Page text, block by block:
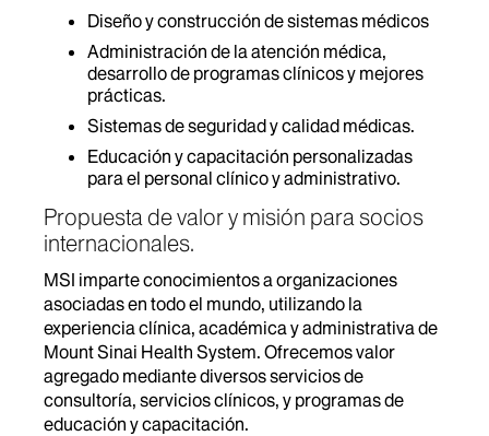
Diseño y construcción de sistemas médicos
Administración de la atención médica,
desarrollo de programas clínicos y mejores
prácticas.
Sistemas de seguridad y calidad médicas.
Educación y capacitación personalizadas
para el personal clínico y administrativo.
Propuesta de valor y misión para socios
internacionales.
MSI imparte conocimientos a organizaciones
asociadas en todo el mundo, utilizando la
experiencia clínica, académica y administrativa de
Mount Sinai Health System. Ofrecemos valor
agregado mediante diversos servicios de
consultoría, servicios clínicos, y programas de
educación y capacitación.